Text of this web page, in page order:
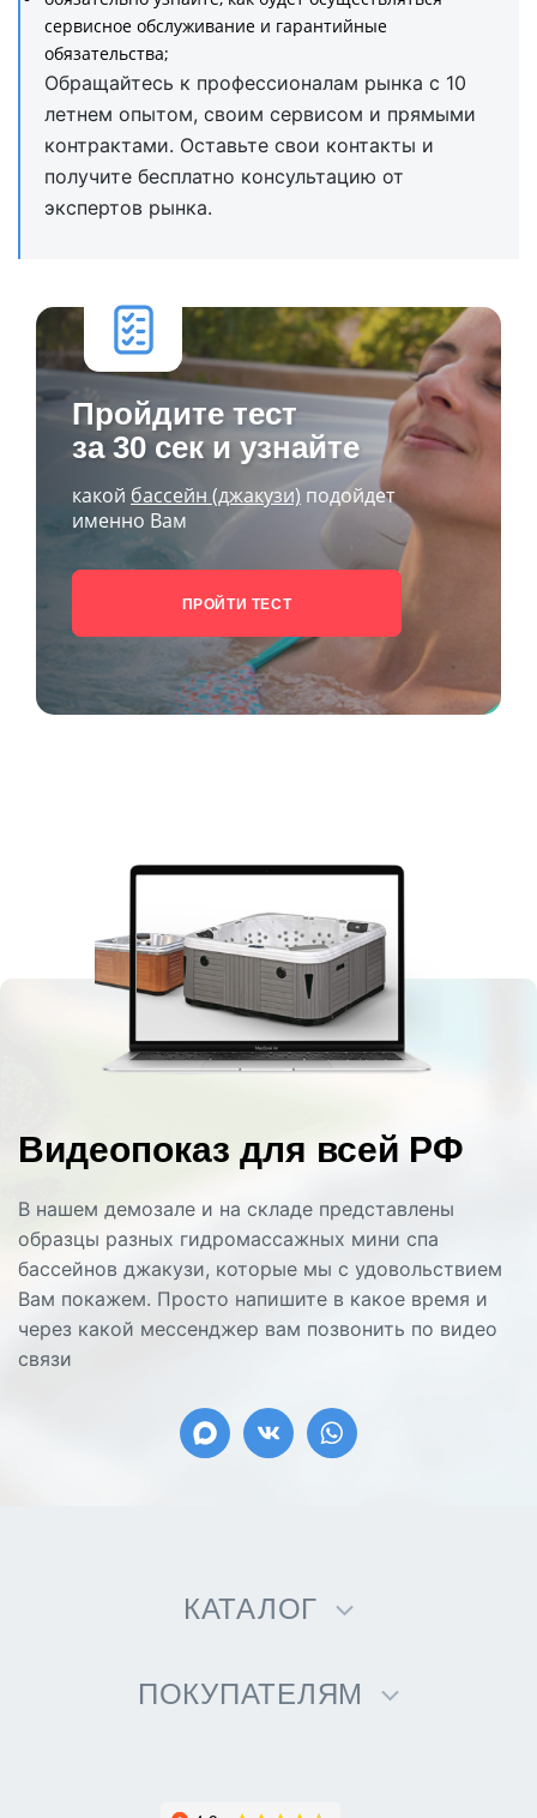
сервисное обслуживание и гарантийные
обязательства;
Обращайтесь к профессионалам рынка с 10
летнем опытом, своим сервисом и прямыми
контрактами. Оставьте свои контакты и
получите бесплатно консультацию от
экспертов рынка.
Пройдите тест
за 30 сек и узнайте
какой бассейн (джакузи) подойдет
именно Вам
ПРОЙТИ ТЕСТ
Видеопоказ для всей РФ
В нашем демозале и на складе представлены
образцы разных гидромассажных мини спа
бассейнов джакузи, которые мы с удовольствием
Вам покажем. Просто напишите в какое время и
через какой мессенджер вам позвонить по видео
связи
КАТАЛОГ
ПОКУПАТЕЛЯМ